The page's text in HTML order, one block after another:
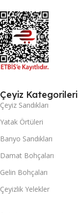
Çeyiz Kategorileri
Çeyiz Sandıkları
Yatak Örtüleri
Banyo Sandıkları
Damat Bohçaları
Gelin Bohçaları
Çeyizlik Yelekler